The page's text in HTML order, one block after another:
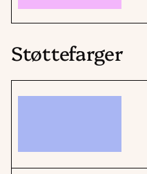
Støttefarger